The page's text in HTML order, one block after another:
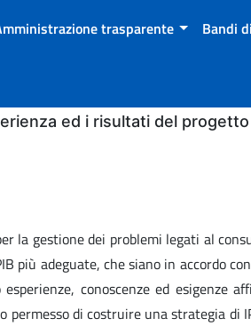
trasparente Bandi
ed i risultati del
gestione dei problemi legati al
più adeguate, che siano in accordo
conoscenze ed esigenze
di costruire una strategia di